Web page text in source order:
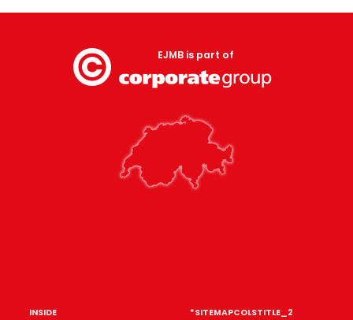
EJMB is part of
INSIDE *SITEMAPCOLSTITLE_2